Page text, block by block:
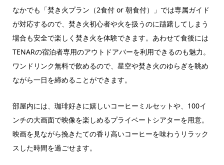
なかでも「焚き火プラン（2食付 or 朝食付）」では専属ガイド
が対応するので、焚き火初心者や火を扱うのに躊躇してしまう
場合も安全で楽しく焚き火を体験できます。あわせて食後には
TENARの宿泊者専用のアウトドアバーを利用できるのも魅力。
ワンドリンク無料で飲めるので、星空や焚き火のゆらぎを眺め
ながら一日を締めることができます。
部屋内には、珈琲好きに嬉しいコーヒーミルセットや、100イ
ンチの大画面で映像を楽しめるプライベートシアターを用意。
映画を見ながら挽きたての香り高いコーヒーを味わうリラック
スした時間を過ごせます。